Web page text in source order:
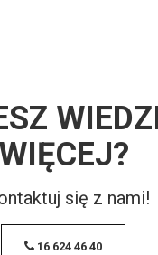
WIĘCEJ?
się z nami!
16 624 46 40